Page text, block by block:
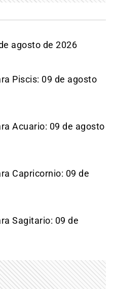
agosto de 2026
Piscis: 09 de agosto
Acuario: 09 de agosto
Capricornio: 09 de
Sagitario: 09 de